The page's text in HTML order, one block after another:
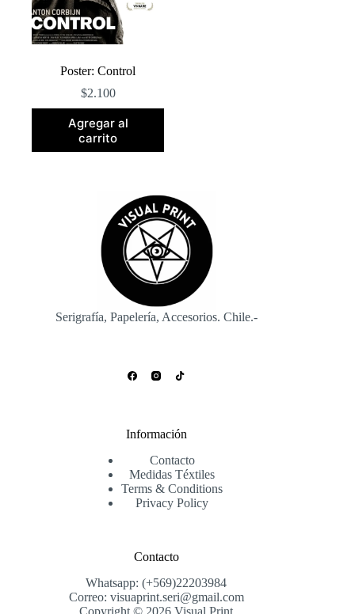
Poster: Control
$2.100
Agregar al
carrito
Serigrafía, Papelería, Accesorios. Chile.-
Información
Contacto
Medidas Téxtiles
Terms & Conditions
Privacy Policy
Contacto
Whatsapp: (+569)22203984
Correo: visuaprint.seri@gmail.com
Copyright © 2026 Visual Print